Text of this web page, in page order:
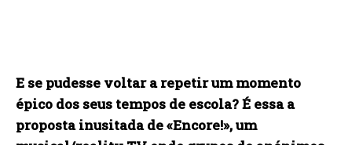
E se pudesse voltar a repetir um momento
épico dos seus tempos de escola? É essa a
proposta inusitada de «Encore!», um